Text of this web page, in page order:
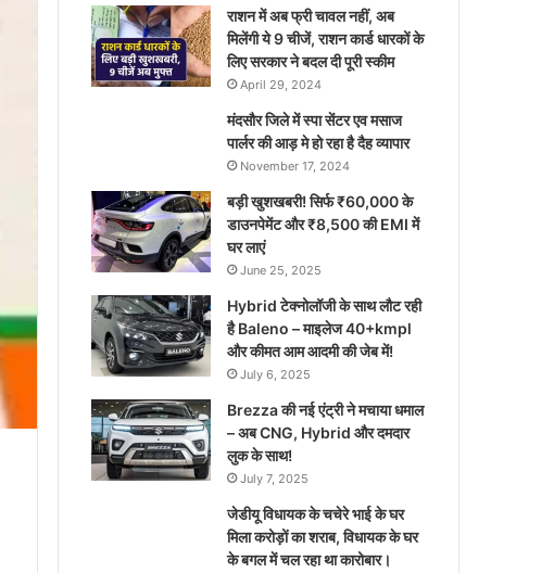
राशन में अब फ्री चावल नहीं, अब
मिलेंगी ये 9 चीजें, राशन कार्ड धारकों के
लिए सरकार ने बदल दी पूरी स्कीम
April 29, 2024
मंदसौर जिले में स्पा सेंटर एव मसाज
पार्लर की आड़ मे हो रहा है दैह व्यापार
November 17, 2024
बड़ी खुशखबरी! सिर्फ ₹60,000 के
डाउनपेमेंट और ₹8,500 की EMI में
घर लाएं
June 25, 2025
Hybrid टेक्नोलॉजी के साथ लौट रही
है Baleno – माइलेज 40+kmpl
और कीमत आम आदमी की जेब में!
July 6, 2025
Brezza की नई एंट्री ने मचाया धमाल
– अब CNG, Hybrid और दमदार
लुक के साथ!
July 7, 2025
जेडीयू विधायक के चचेरे भाई के घर
मिला करोड़ों का शराब, विधायक के घर
के बगल में चल रहा था कारोबार।